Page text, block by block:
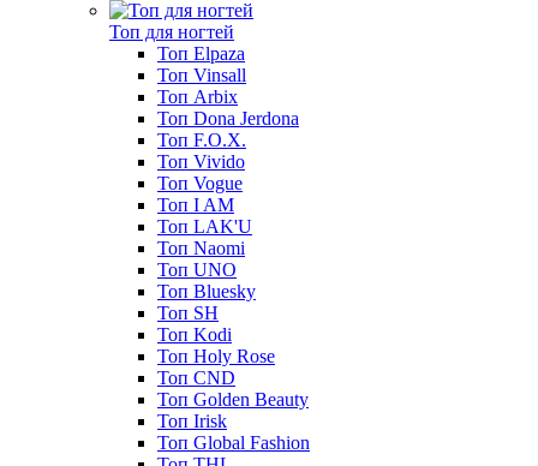
Топ для ногтей
Топ Elpaza
Топ Vinsall
Топ Arbix
Топ Dona Jerdona
Топ F.O.X.
Топ Vivido
Топ Vogue
Топ I AM
Топ LAK'U
Топ Naomi
Топ UNO
Топ Bluesky
Топ SH
Топ Kodi
Топ Holy Rose
Топ CND
Топ Golden Beauty
Топ Irisk
Топ Global Fashion